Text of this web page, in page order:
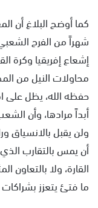
كما أوضح البلاغ أن
شهراً من الفرح
إشعاع إفريقيا وكرة
محاولات النيل من
حفظه الله، يظل على
أبداً مرادها، وأن
ولن يقبل بالانسياق
أن يمس بالتقارب
القارة، ولا بالتعاون
ما فتئ يتعزز